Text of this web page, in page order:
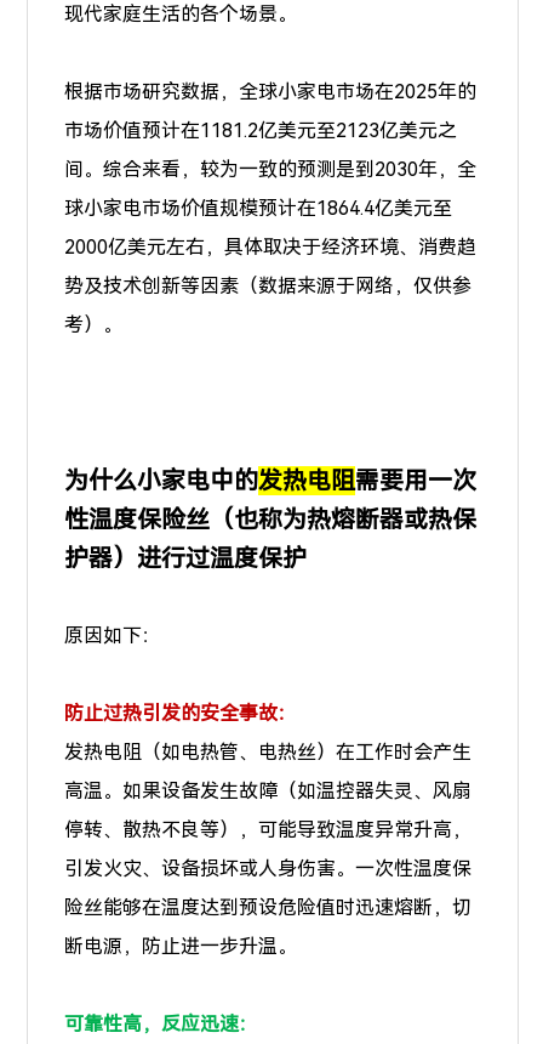
现代家庭生活的各个场景。
根据市场研究数据，全球小家电市场在2025年的
市场价值预计在1181.2亿美元至2123亿美元之
间。综合来看，较为一致的预测是到2030年，全
球小家电市场价值规模预计在1864.4亿美元至
2000亿美元左右，具体取决于经济环境、消费趋
势及技术创新等因素（数据来源于网络，仅供参
考）。
为什么小家电中的发热电阻需要用一次
性温度保险丝（也称为热熔断器或热保
护器）进行过温度保护
原因如下：
防止过热引发的安全事故：
发热电阻（如电热管、电热丝）在工作时会产生
高温。如果设备发生故障（如温控器失灵、风扇
停转、散热不良等），可能导致温度异常升高，
引发火灾、设备损坏或人身伤害。一次性温度保
险丝能够在温度达到预设危险值时迅速熔断，切
断电源，防止进一步升温。
可靠性高，反应迅速：